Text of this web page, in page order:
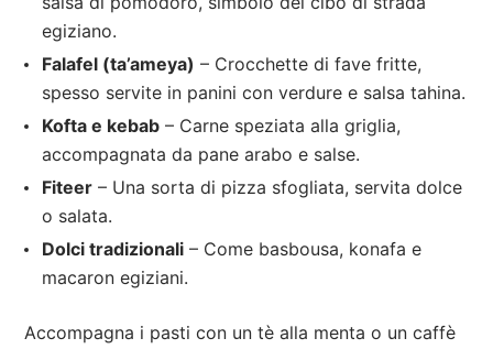
egiziano.
Falafel (ta’ameya) – Crocchette di fave fritte,
spesso servite in panini con verdure e salsa tahina.
Kofta e kebab – Carne speziata alla griglia,
accompagnata da pane arabo e salse.
Fiteer – Una sorta di pizza sfogliata, servita dolce
o salata.
Dolci tradizionali – Come basbousa, konafa e
macaron egiziani.
Accompagna i pasti con un tè alla menta o un caffè